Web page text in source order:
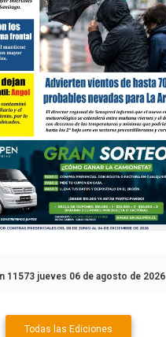
11573 jueves 06 de agosto de 2026
Todas las Ediciones